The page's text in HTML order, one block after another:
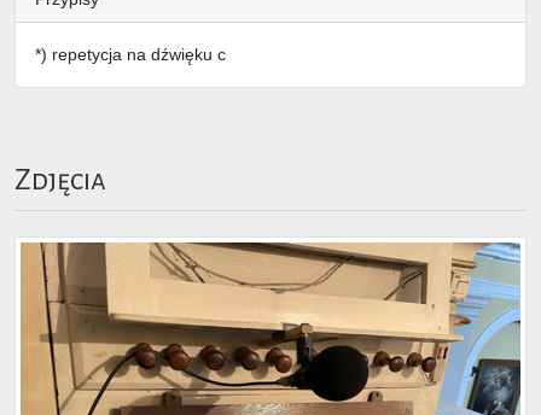
*) repetycja na dźwięku c
Zdjęcia